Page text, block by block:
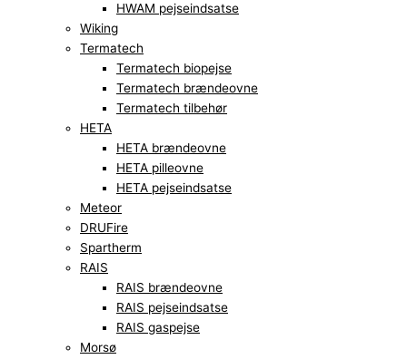
HWAM pejseindsatse
Wiking
Termatech
Termatech biopejse
Termatech brændeovne
Termatech tilbehør
HETA
HETA brændeovne
HETA pilleovne
HETA pejseindsatse
Meteor
DRUFire
Spartherm
RAIS
RAIS brændeovne
RAIS pejseindsatse
RAIS gaspejse
Morsø